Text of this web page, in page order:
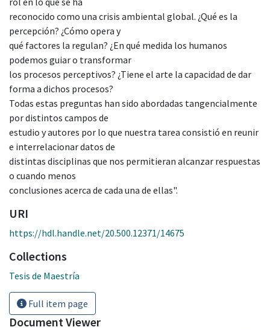
reconocido como una crisis ambiental global. ¿Qué es la
percepción? ¿Cómo opera y
qué factores la regulan? ¿En qué medida los humanos
podemos guiar o transformar
los procesos perceptivos? ¿Tiene el arte la capacidad de dar
forma a dichos procesos?
Todas estas preguntas han sido abordadas tangencialmente
por distintos campos de
estudio y autores por lo que nuestra tarea consistió en reunir
e interrelacionar datos de
distintas disciplinas que nos permitieran alcanzar respuestas
o cuando menos
conclusiones acerca de cada una de ellas".
URI
https://hdl.handle.net/20.500.12371/14675
Collections
Tesis de Maestría
Full item page
Document Viewer